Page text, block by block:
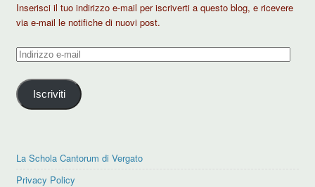
Inserisci il tuo indirizzo e-mail per iscriverti a questo blog, e ricevere
via e-mail le notifiche di nuovi post.
Indirizzo
mail
Iscriviti
La Schola Cantorum di Vergato
Privacy Policy